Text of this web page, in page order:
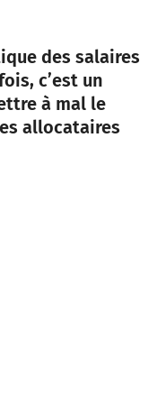
des salaires
c’est un
à mal le
allocataires